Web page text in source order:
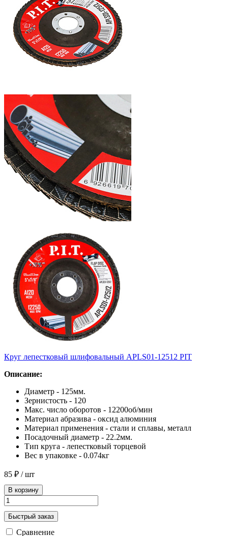
Круг лепестковый шлифовальный APLS01-12512 PIT
Описание:
Диаметр - 125мм.
Зернистость - 120
Макс. число оборотов - 12200об/мин
Материал абразива - оксид алюминия
Материал применения - стали и сплавы, металл
Посадочный диаметр - 22.2мм.
Тип круга - лепестковый торцевой
Вес в упаковке - 0.074кг
85 ₽ / шт
В корзину
Быстрый заказ
Сравнение